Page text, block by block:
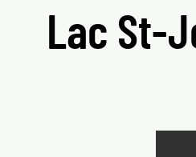
Lac St-